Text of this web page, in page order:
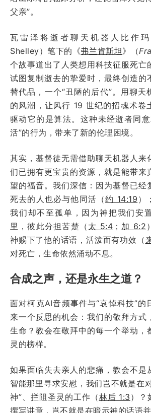
父亲”。
瓦雷泽将逝者聊天机器人比作
Shelley）笔下的《弗兰肯斯坦》（
个故事道出了人类想用科技征服死亡
试图复制逝去的挚爱时，最终创造的
替代品，一个“丑陋的后代”。用聊天
的风潮，让风行 19 世纪的招魂术卷
驱动它的是算法。这种未经逝者同
活”的行为，带来了新的伦理困境。
其实，基督徒无需借助聊天机器人来
们已拥有更宝贵的资源，就是能带来
望的福音。我们深信：因为基督已经
死去的人也必与他同活（约 14:19 ）
我们却不至孤单，因为神把我们安
里，彼此分担苦楚（ 太 5:4 ； 加 6:2
神赐下了他的话语，活泼而有功效（
对死亡，生命依然涌动不息。
合成之声，还是永生之道？
面对柯克AI音频事件与“哀悼科技”的
来一个反思的机会：我们的敬拜方式
生命？教会在敬拜中的每一个举动，
灵的榜样。
如果面临失去亲人的悲痛，教会不是
智能那里寻求安慰，我们岂不就是在
神”、拦阻圣灵的工作（林后 1:3 ）？
撰写讲章，岂不就是在暗示神的话语